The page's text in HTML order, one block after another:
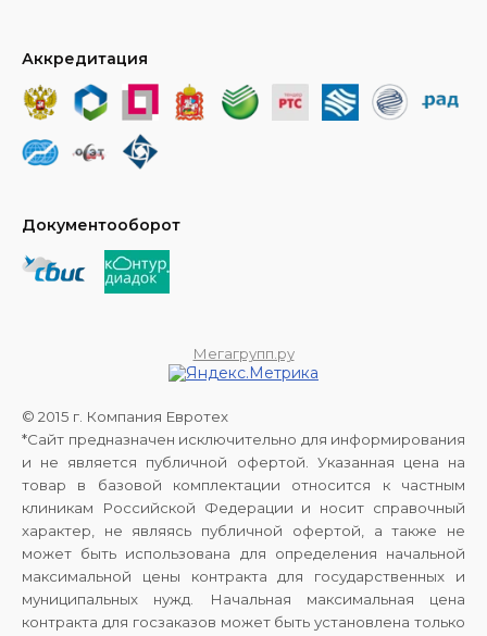
Аккредитация
Документооборот
Мегагрупп.ру
© 2015 г. Компания Евротех
*Сайт предназначен исключительно для информирования
и не является публичной офертой. Указанная цена на
товар в базовой комплектации относится к частным
клиникам Российской Федерации и носит справочный
характер, не являясь публичной офертой, а также не
может быть использована для определения начальной
максимальной цены контракта для государственных и
муниципальных нужд. Начальная максимальная цена
контракта для госзаказов может быть установлена только